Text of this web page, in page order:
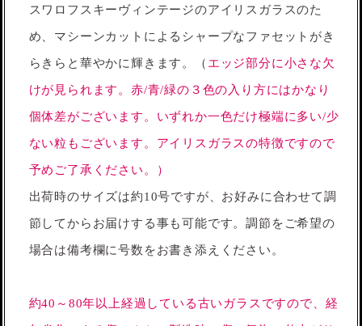
スワロフスキーヴィンテージのアイリスガラスのた
め、マシーンカットによるシャープなファセットがき
らきらと華やかに輝きます。（ エッジ部分に小さな欠
けが見られます。赤/青/緑の３色の入り方にはかなり
個体差がございます。いずれか一色だけ極端に多い/少
ない粒もございます。アイリスガラスの特徴ですので
予めご了承ください。）
出荷時のサイズは約10号ですが、お好みに合わせて調
節してからお届けする事も可能です。調節をご希望の
場合は備考欄に号数をお書き添えください。
約40～80年以上経過している古いガラスですので、経